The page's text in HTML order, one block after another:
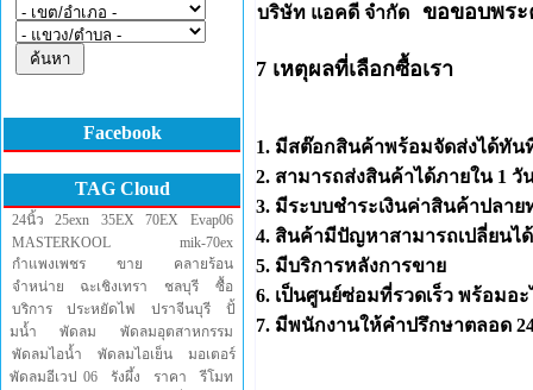
Facebook
TAG Cloud
24นิ้ว 25exn 35EX 70EX
Evap06
MASTERKOOL
mik-70ex
กำแพงเพชร
ขาย
คลายร้อน
จำหน่าย
ฉะเชิงเทรา ชลบุรี
ซื้อ
บริการ
ประหยัดไฟ ปราจีนบุรี
ปั้
มน้ำ
พัดลม
พัดลมอุตสาหกรรม
พัดลมไอน้ำ
พัดลมไอเย็น
มอเตอร์
พัดลมอีเวป 06
รังผึ้ง ราคา
รีโมท
บริษัท แอคดี จำกัด ขอขอบพร
7 เหตุผลที่เลือกซื้อเรา
1. มีสต๊อกสินค้าพร้อมจัดส่งได้ทัน
2. สามารถส่งสินค้าได้ภายใน 1 วั
3. มีระบบชำระเงินค่าสินค้าปลาย
4. สินค้ามีปัญหาสามารถเปลี่ยนไ
5. มีบริการหลังการขาย
6. เป็นศูนย์ซ่อมที่รวดเร็ว พร้อมอ
7. มีพนักงานให้คำปรึกษาตลอด